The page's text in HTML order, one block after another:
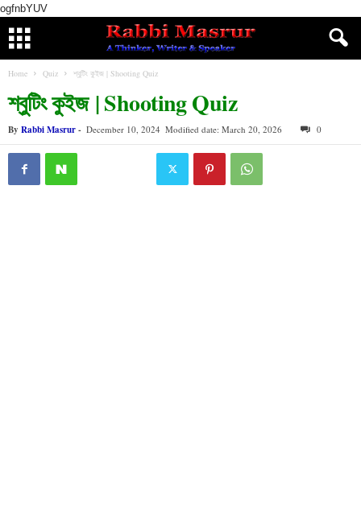
ogfnbYUV
Home Quiz শ্বুটিং কুইজ | Shooting Quiz
শ্বুটিং কুইজ | Shooting Quiz
By Rabbi Masrur- December 10, 2024 Modified date: March 20, 2026 0